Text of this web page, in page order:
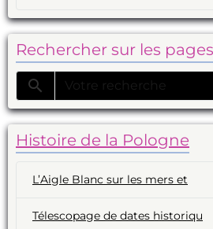
Rechercher sur les pages
Histoire de la Pologne
L’Aigle Blanc sur les mers et
Télescopage de dates historiqu